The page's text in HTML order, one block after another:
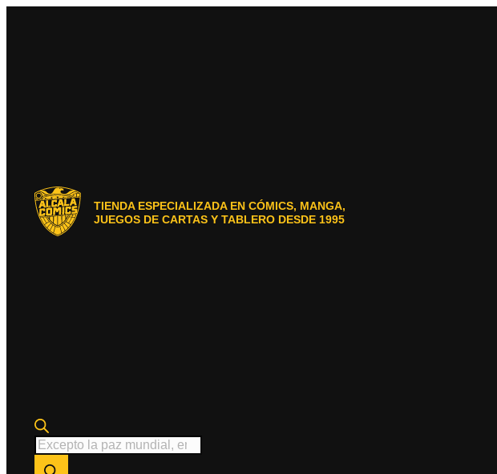
TIENDA ESPECIALIZADA EN CÓMICS, MANGA,
JUEGOS DE CARTAS Y TABLERO DESDE 1995
Búsqueda
de
productos